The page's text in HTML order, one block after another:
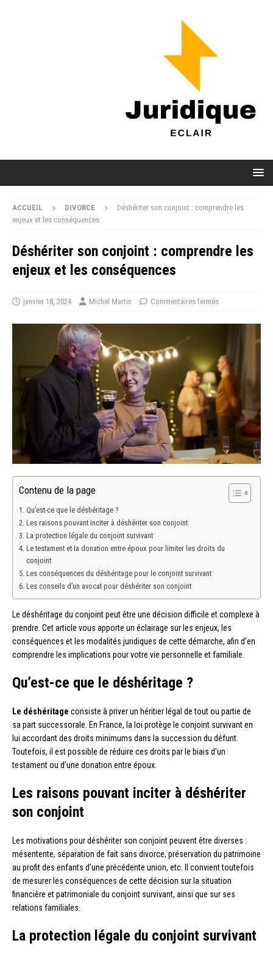
ACCUEIL DIVORCE
Déshériter son conjoint : comprendre les
enjeux et les conséquences
Déshériter son conjoint : comprendre les
enjeux et les conséquences
janvier 18, 2024 Michel Martin Commentaires fermés
Contenu de la page
Qu’est-ce que le déshéritage ?
Les raisons pouvant inciter à déshériter son conjoint
La protection légale du conjoint survivant
Le testament et la donation entre époux pour limiter les droits du
conjoint
Les conséquences du déshéritage pour le conjoint survivant
Les conseils d’un avocat pour déshériter son conjoint
Le déshéritage du conjoint peut être une décision difficile et complexe à
prendre. Cet article vous apporte un éclairage sur les enjeux, les
conséquences et les modalités juridiques de cette démarche, afin d’en
comprendre les implications pour votre vie personnelle et familiale.
Qu’est-ce que le déshéritage ?
Le déshéritage consiste à priver un héritier légal de tout ou partie de
sa part successorale. En France, la loi protège le conjoint survivant en
lui accordant des droits minimums dans la succession du défunt.
Toutefois, il est possible de réduire ces droits par le biais d’un
testament ou d’une donation entre époux.
Les raisons pouvant inciter à déshériter
son conjoint
Les motivations pour déshériter son conjoint peuvent être diverses :
mésentente, séparation de fait sans divorce, préservation du patrimoine
au profit des enfants d’une précédente union, etc. Il convient toutefois
de mesurer les conséquences de cette décision sur la situation
financière et patrimoniale du conjoint survivant, ainsi que sur ses
relations familiales.
La protection légale du conjoint survivant